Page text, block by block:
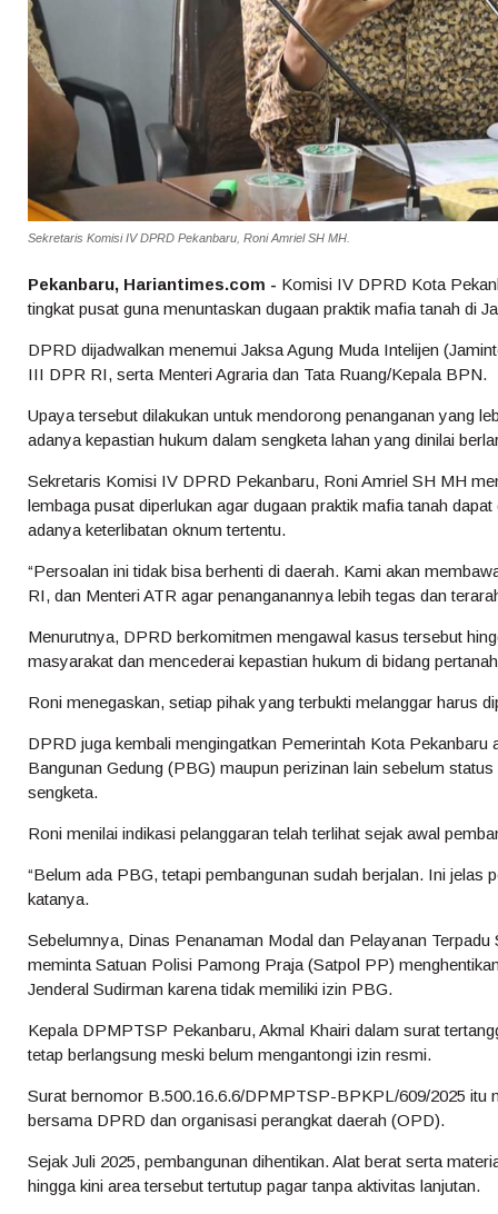
Sekretaris Komisi IV DPRD Pekanbaru, Roni Amriel SH MH.
Pekanbaru, Hariantimes.com - Komisi IV DPRD Kota
tingkat pusat guna menuntaskan dugaan praktik mafia tanah di
DPRD dijadwalkan menemui Jaksa Agung Muda Intelijen
III DPR RI, serta Menteri Agraria dan Tata Ruang/Kepala BPN.
Upaya tersebut dilakukan untuk mendorong penanganan yang
adanya kepastian hukum dalam sengketa lahan yang dinilai
Sekretaris Komisi IV DPRD Pekanbaru, Roni Amriel SH MH
lembaga pusat diperlukan agar dugaan praktik mafia tanah
adanya keterlibatan oknum tertentu.
“Persoalan ini tidak bisa berhenti di daerah. Kami akan
RI, dan Menteri ATR agar penanganannya lebih tegas dan
Menurutnya, DPRD berkomitmen mengawal kasus tersebut
masyarakat dan mencederai kepastian hukum di bidang
Roni menegaskan, setiap pihak yang terbukti melanggar harus
DPRD juga kembali mengingatkan Pemerintah Kota Pekanbaru
Bangunan Gedung (PBG) maupun perizinan lain sebelum
sengketa.
Roni menilai indikasi pelanggaran telah terlihat sejak awal
“Belum ada PBG, tetapi pembangunan sudah berjalan. Ini jelas
katanya.
Sebelumnya, Dinas Penanaman Modal dan Pelayanan
meminta Satuan Polisi Pamong Praja (Satpol PP)
Jenderal Sudirman karena tidak memiliki izin PBG.
Kepala DPMPTSP Pekanbaru, Akmal Khairi dalam surat
tetap berlangsung meski belum mengantongi izin resmi.
Surat bernomor B.500.16.6.6/DPMPTSP-BPKPL/609/2025 itu
bersama DPRD dan organisasi perangkat daerah (OPD).
Sejak Juli 2025, pembangunan dihentikan. Alat berat serta
hingga kini area tersebut tertutup pagar tanpa aktivitas lanjutan.